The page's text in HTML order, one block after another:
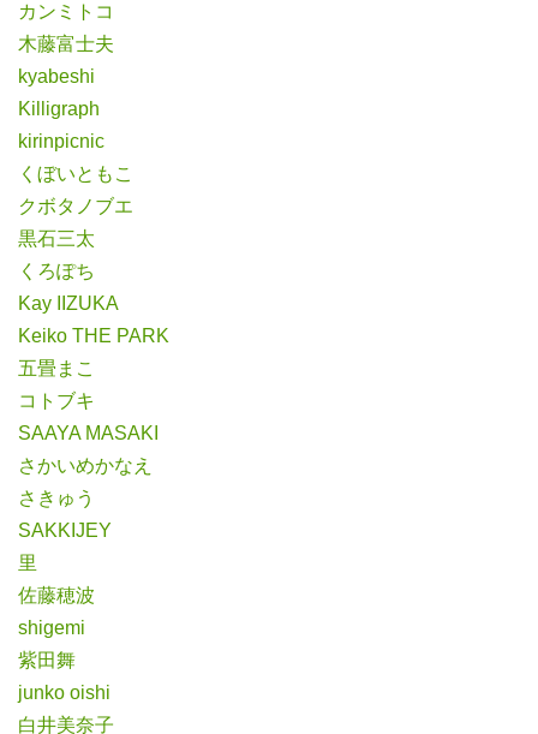
カンミトコ
木藤富士夫
kyabeshi
Killigraph
kirinpicnic
くぼいともこ
クボタノブエ
黒石三太
くろぽち
Kay IIZUKA
Keiko THE PARK
五畳まこ
コトブキ
SAAYA MASAKI
さかいめかなえ
さきゅう
SAKKIJEY
里
佐藤穂波
shigemi
紫田舞
junko oishi
白井美奈子